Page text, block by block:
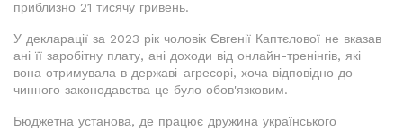
приблизно 21 тисячу гривень.
У декларації за 2023 рік чоловік Євгенії Каптєлової не вказав
ані її заробітну плату, ані доходи від онлайн-тренінгів, які
вона отримувала в державі-агресорі, хоча відповідно до
чинного законодавства це було обов'язковим.
Бюджетна установа, де працює дружина українського